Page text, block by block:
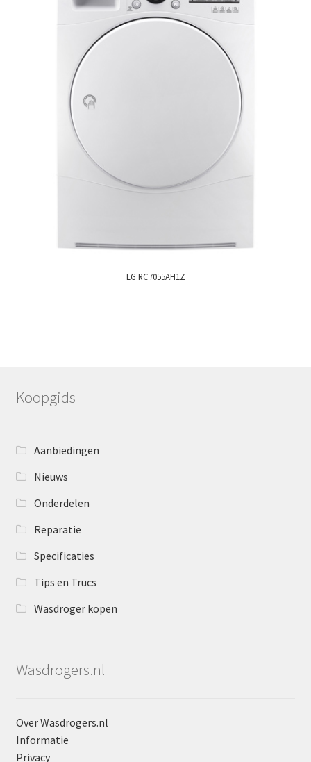
LG RC7055AH1Z
Koopgids
Aanbiedingen
Nieuws
Onderdelen
Reparatie
Specificaties
Tips en Trucs
Wasdroger kopen
Wasdrogers.nl
Over Wasdrogers.nl
Informatie
Privacy